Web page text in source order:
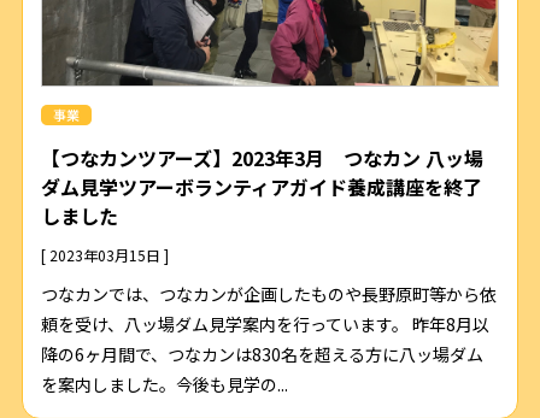
事業
【つなカンツアーズ】2023年3月 つなカン 八ッ場
ダム見学ツアーボランティアガイド養成講座を終了
しました
[ 2023年03月15日 ]
つなカンでは、つなカンが企画したものや長野原町等から依
頼を受け、八ッ場ダム見学案内を行っています。 昨年8月以
降の6ヶ月間で、つなカンは830名を超える方に八ッ場ダム
を案内しました。今後も見学の...